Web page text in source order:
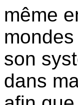
même
son
dans